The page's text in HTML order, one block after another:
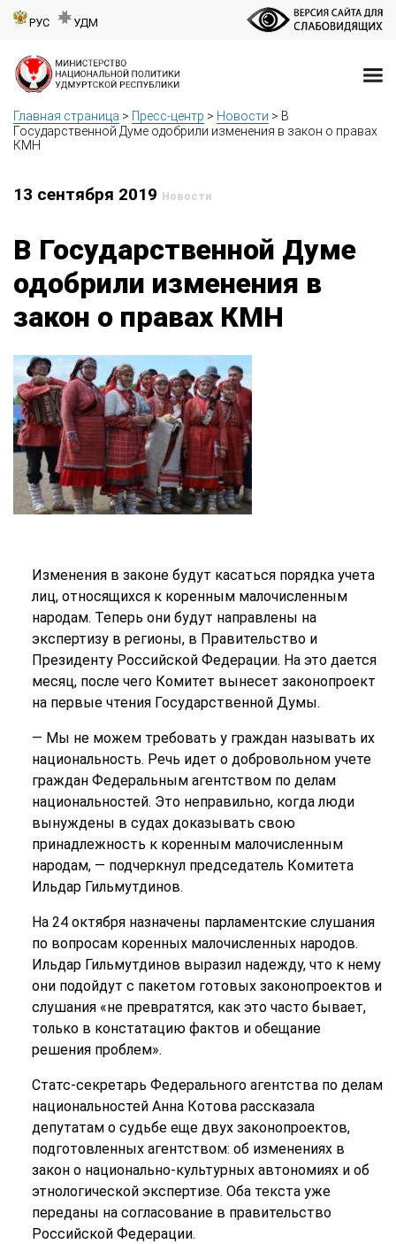
РУС УДМ
Главная страница > Пресс-центр > Новости > В
Государственной Думе одобрили изменения в закон о правах
КМН
13 сентября 2019 Новости
В Государственной Думе
одобрили изменения в
закон о правах КМН
Изменения в законе будут касаться порядка учета
лиц, относящихся к коренным малочисленным
народам. Теперь они будут направлены на
экспертизу в регионы, в Правительство и
Президенту Российской Федерации. На это дается
месяц, после чего Комитет вынесет законопроект
на первые чтения Государственной Думы.
— Мы не можем требовать у граждан называть их
национальность. Речь идет о добровольном учете
граждан Федеральным агентством по делам
национальностей. Это неправильно, когда люди
вынуждены в судах доказывать свою
принадлежность к коренным малочисленным
народам, — подчеркнул председатель Комитета
Ильдар Гильмутдинов.
На 24 октября назначены парламентские слушания
по вопросам коренных малочисленных народов.
Ильдар Гильмутдинов выразил надежду, что к нему
они подойдут с пакетом готовых законопроектов и
слушания «не превратятся, как это часто бывает,
только в констатацию фактов и обещание
решения проблем».
Статс-секретарь Федерального агентства по делам
национальностей Анна Котова рассказала
депутатам о судьбе еще двух законопроектов,
подготовленных агентством: об изменениях в
закон о национально-культурных автономиях и об
этнологической экспертизе. Оба текста уже
переданы на согласование в правительство
Российской Федерации.